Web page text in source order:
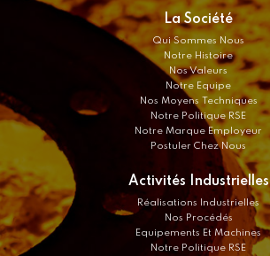
La Société
Qui Sommes Nous
Notre Histoire
Nos Valeurs
Notre Equipe
Nos Moyens Techniques
Notre Politique RSE
Notre Marque Employeur
Postuler Chez Nous
Activités Industrielles
Réalisations Industrielles
Nos Procédés
Equipements Et Machines
Notre Politique RSE